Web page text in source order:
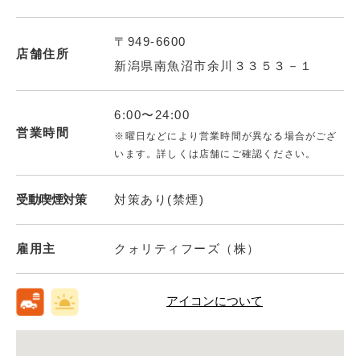
店舗住所
〒949-6600
新潟県南魚沼市余川３３５３－１
営業時間
6:00〜24:00
※曜日などにより営業時間が異なる場合がござ
います。詳しくは店舗にご確認ください。
受動喫煙対策 対策あり(禁煙)
雇用主 クォリティフーズ（株）
アイコンについて